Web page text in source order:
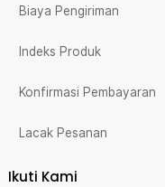
Biaya Pengiriman
Indeks Produk
Konfirmasi Pembayaran
Lacak Pesanan
Ikuti Kami